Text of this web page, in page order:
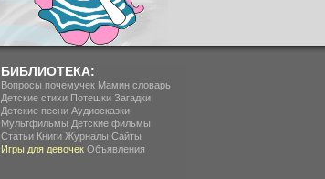
БИБЛИОТЕКА:
Вопросы почемучек Мамин словарь
Детские стихи Потешки Загадки
Детские песни Аудиосказки
Мультфильмы Детские фильмы
Статьи Книги Журналы Сайты
Игры для девочек Объявления